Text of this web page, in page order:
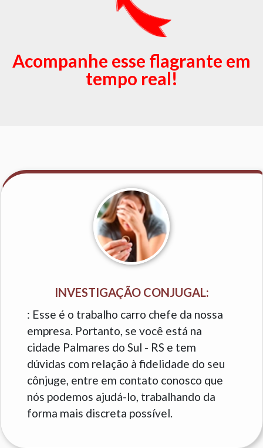
Acompanhe esse flagrante em
tempo real!
INVESTIGAÇÃO CONJUGAL:
: Esse é o trabalho carro chefe da nossa
empresa. Portanto, se você está na
cidade Palmares do Sul - RS e tem
dúvidas com relação à fidelidade do seu
cônjuge, entre em contato conosco que
nós podemos ajudá-lo, trabalhando da
forma mais discreta possível.